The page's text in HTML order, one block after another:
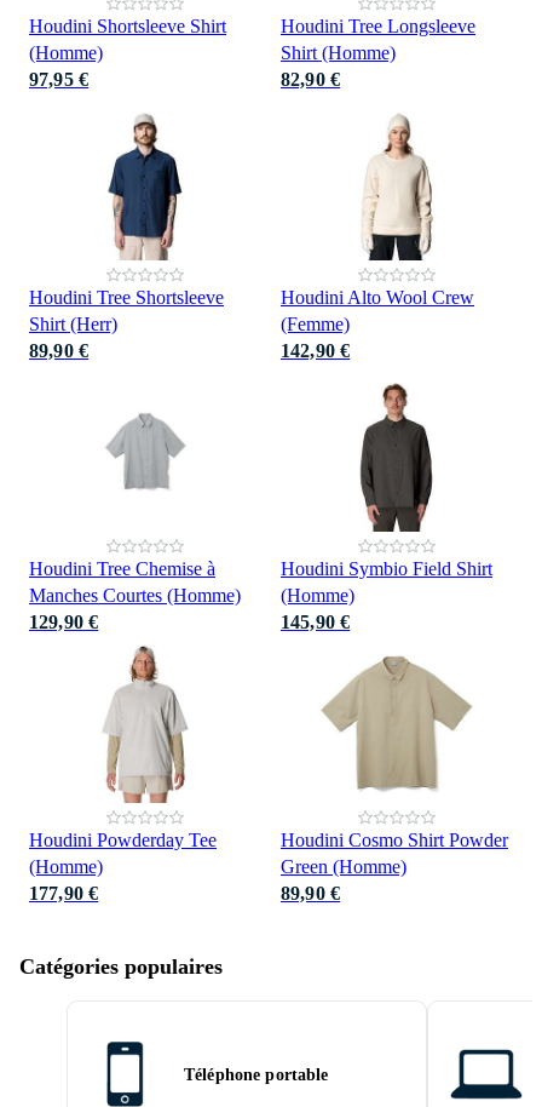
Houdini Shortsleeve Shirt
(Homme)
97,95 €
Houdini Tree Longsleeve
Shirt (Homme)
82,90 €
Houdini Tree Shortsleeve
Shirt (Herr)
89,90 €
Houdini Alto Wool Crew
(Femme)
142,90 €
Houdini Tree Chemise à
Manches Courtes (Homme)
129,90 €
Houdini Symbio Field Shirt
(Homme)
145,90 €
Houdini Powderday Tee
(Homme)
177,90 €
Houdini Cosmo Shirt Powder
Green (Homme)
89,90 €
Catégories populaires
Téléphone portable